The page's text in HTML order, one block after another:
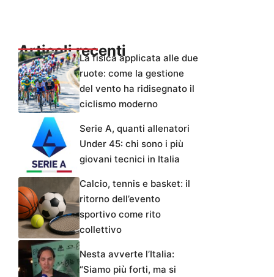
Articoli recentiLa fisica applicata alle due
ruote: come la gestione
del vento ha ridisegnato il
ciclismo moderno
Serie A, quanti allenatori
Under 45: chi sono i più
giovani tecnici in Italia
Calcio, tennis e basket: il
ritorno dell’evento
sportivo come rito
collettivo
Nesta avverte l’Italia:
“Siamo più forti, ma si